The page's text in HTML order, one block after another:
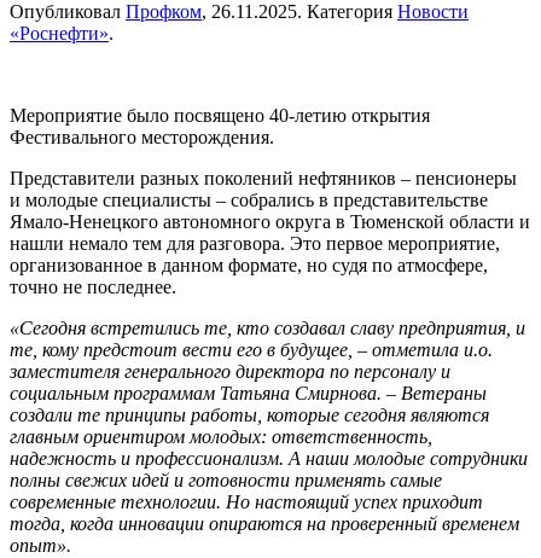
Опубликовал Профком, 26.11.2025. Категория Новости
«Роснефти».
Мероприятие было посвящено 40-летию открытия
Фестивального месторождения.
Представители разных поколений нефтяников – пенсионеры
и молодые специалисты – собрались в представительстве
Ямало-Ненецкого автономного округа в Тюменской области и
нашли немало тем для разговора. Это первое мероприятие,
организованное в данном формате, но судя по атмосфере,
точно не последнее.
«Сегодня встретились те, кто создавал славу предприятия, и
те, кому предстоит вести его в будущее, – отметила и.о.
заместителя генерального директора по персоналу и
социальным программам Татьяна Смирнова. – Ветераны
создали те принципы работы, которые сегодня являются
главным ориентиром молодых: ответственность,
надежность и профессионализм. А наши молодые сотрудники
полны свежих идей и готовности применять самые
современные технологии. Но настоящий успех приходит
тогда, когда инновации опираются на проверенный временем
опыт».